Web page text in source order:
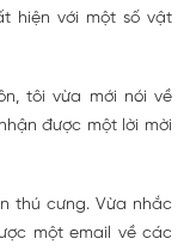
hiện với một số vật
tôi vừa mới nói về
được một lời mời
thú cưng. Vừa nhắc
một email về các